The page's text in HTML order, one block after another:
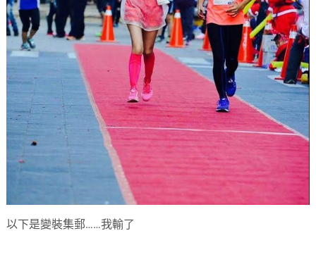
以下是變裝集郵……我輸了​